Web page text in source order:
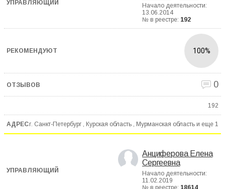
Начало деятельности:
13.06.2014
№ в реестре: 192
100%
0
192
г. Санкт-Петербург , Курская область , Мурманская область и еще 1
Анциферова Елена
Сергеевна
Начало деятельности:
11.02.2019